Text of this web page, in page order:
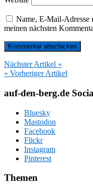
Name, E-Mail-Adresse
meinen nächsten
Nächster Artikel »
« Vorheriger Artikel
auf-den-berg.de
Bluesky
Mastodon
Facebook
Flickr
Instagram
Pinterest
Themen